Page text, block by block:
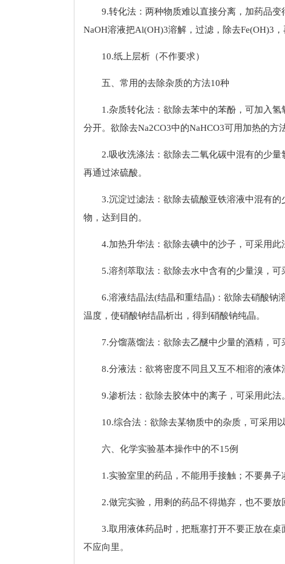
9.转化法：两种物质难以直接分离，加药品
NaOH溶液把Al(OH)3溶解，过滤，除去Fe(OH)3
10.纸上层析（不作要求）
五、常用的去除杂质的方法10种
1.杂质转化法：欲除去苯中的苯酚，可加入
分开。欲除去Na2CO3中的NaHCO3可用加热的方
2.吸收洗涤法：欲除去二氧化碳中混有的少
再通过浓硫酸。
3.沉淀过滤法：欲除去硫酸亚铁溶液中混有
物，达到目的。
4.加热升华法：欲除去碘中的沙子，可采用此
5.溶剂萃取法：欲除去水中含有的少量溴，可
6.溶液结晶法(结晶和重结晶)：欲除去硝酸钠
温度，使硝酸钠结晶析出，得到硝酸钠纯晶。
7.分馏蒸馏法：欲除去乙醚中少量的酒精，可
8.分液法：欲将密度不同且又互不相溶的液体
9.渗析法：欲除去胶体中的离子，可采用此法
10.综合法：欲除去某物质中的杂质，可采用
六、化学实验基本操作中的不15例
1.实验室里的药品，不能用手接触；不要鼻
2.做完实验，用剩的药品不得抛弃，也不要放
3.取用液体药品时，把瓶塞打开不要正放在
不应向里。